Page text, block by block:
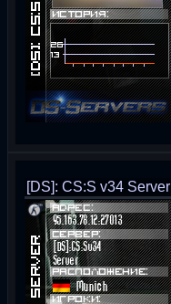
[DS]: CS:S v34 Server